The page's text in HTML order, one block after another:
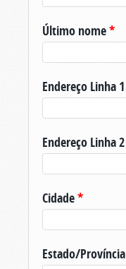
Último nome*
Endereço Linha 1
Endereço Linha 2
Cidade*
Estado/Província